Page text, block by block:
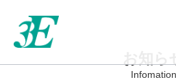
Infomation